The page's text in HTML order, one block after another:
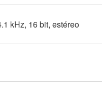
kHz, 16 bit, estéreo